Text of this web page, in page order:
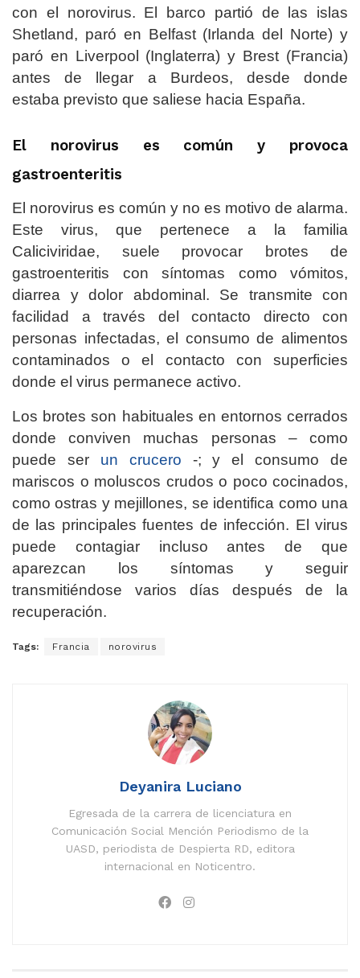
con el norovirus. El barco partió de las islas
Shetland, paró en Belfast (Irlanda del Norte) y
paró en Liverpool (Inglaterra) y Brest (Francia)
antes de llegar a Burdeos, desde donde
estaba previsto que saliese hacia España.
El norovirus es común y provoca
gastroenteritis
El norovirus es común y no es motivo de alarma.
Este virus, que pertenece a la familia
Caliciviridae, suele provocar brotes de
gastroenteritis con síntomas como vómitos,
diarrea y dolor abdominal. Se transmite con
facilidad a través del contacto directo con
personas infectadas, el consumo de alimentos
contaminados o el contacto con superficies
donde el virus permanece activo.
Los brotes son habituales en entornos cerrados
donde conviven muchas personas – como
puede ser un crucero -; y el consumo de
mariscos o moluscos crudos o poco cocinados,
como ostras y mejillones, se identifica como una
de las principales fuentes de infección. El virus
puede contagiar incluso antes de que
aparezcan los síntomas y seguir
transmitiéndose varios días después de la
recuperación.
Tags: Francia norovirus
Deyanira Luciano
Egresada de la carrera de licenciatura en
Comunicación Social Mención Periodismo de la
UASD, periodista de Despierta RD, editora
internacional en Noticentro.